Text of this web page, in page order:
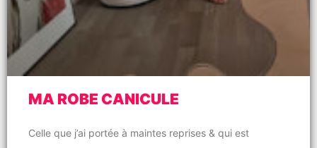
MA ROBE CANICULE
Celle que j’ai portée à maintes reprises & qui est